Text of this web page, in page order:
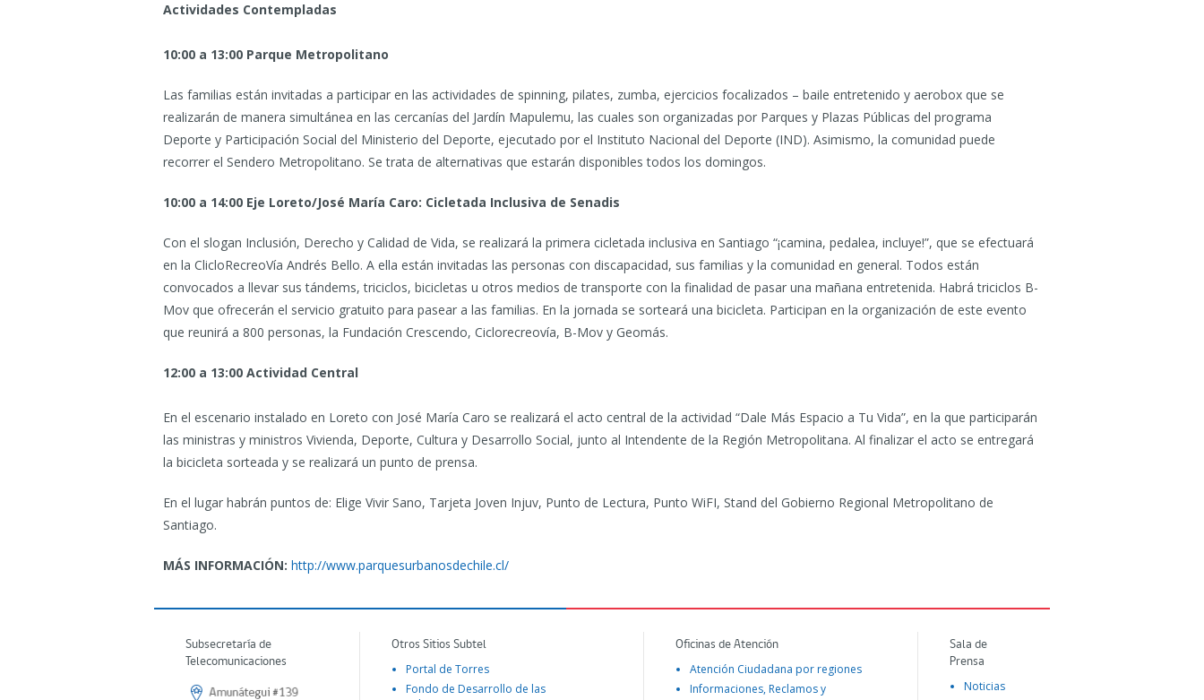
Actividades Contempladas
10:00 a 13:00 Parque Metropolitano
Las familias están invitadas a participar en las actividades de spinning, pilates, zumba, ejercicios focalizados – baile entretenido y aerobox que se
realizarán de manera simultánea en las cercanías del Jardín Mapulemu, las cuales son organizadas por Parques y Plazas Públicas del programa
Deporte y Participación Social del Ministerio del Deporte, ejecutado por el Instituto Nacional del Deporte (IND). Asimismo, la comunidad puede
recorrer el Sendero Metropolitano. Se trata de alternativas que estarán disponibles todos los domingos.
10:00 a 14:00 Eje Loreto/José María Caro: Cicletada Inclusiva de Senadis
Con el slogan Inclusión, Derecho y Calidad de Vida, se realizará la primera cicletada inclusiva en Santiago “¡camina, pedalea, incluye!”, que se efectuará
en la ClicloRecreoVía Andrés Bello. A ella están invitadas las personas con discapacidad, sus familias y la comunidad en general. Todos están
convocados a llevar sus tándems, triciclos, bicicletas u otros medios de transporte con la finalidad de pasar una mañana entretenida. Habrá triciclos B-
Mov que ofrecerán el servicio gratuito para pasear a las familias. En la jornada se sorteará una bicicleta. Participan en la organización de este evento
que reunirá a 800 personas, la Fundación Crescendo, Ciclorecreovía, B-Mov y Geomás.
12:00 a 13:00 Actividad Central
En el escenario instalado en Loreto con José María Caro se realizará el acto central de la actividad “Dale Más Espacio a Tu Vida”, en la que participarán
las ministras y ministros Vivienda, Deporte, Cultura y Desarrollo Social, junto al Intendente de la Región Metropolitana. Al finalizar el acto se entregará
la bicicleta sorteada y se realizará un punto de prensa.
En el lugar habrán puntos de: Elige Vivir Sano, Tarjeta Joven Injuv, Punto de Lectura, Punto WiFI, Stand del Gobierno Regional Metropolitano de
Santiago.
MÁS INFORMACIÓN: http://www.parquesurbanosdechile.cl/
Subsecretaría de
Telecomunicaciones
Otros Sitios Subtel
Portal de Torres
Fondo de Desarrollo de las
Oficinas de Atención
Atención Ciudadana por regiones
Informaciones, Reclamos y
Sala de
Prensa
Noticias